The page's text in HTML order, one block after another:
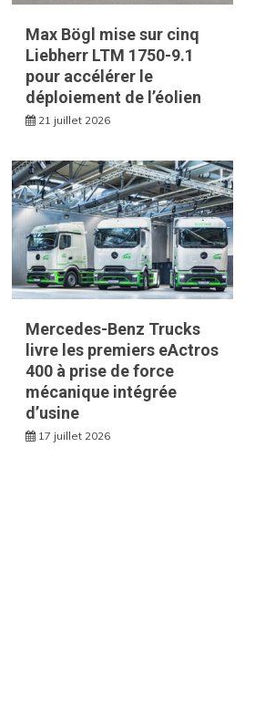
Max Bögl mise sur cinq
Liebherr LTM 1750-9.1
pour accélérer le
déploiement de l’éolien
21 juillet 2026
Mercedes-Benz Trucks
livre les premiers eActros
400 à prise de force
mécanique intégrée
d’usine
17 juillet 2026